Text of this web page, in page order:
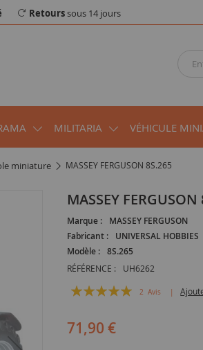
Retourssous 14 jours
MILITARIA VÉHICULE
miniature MASSEY FERGUSON 8S.265
MASSEY
Marque :
MASSEY FERGUSON
Fabricant :
UNIVERSAL HOBBIES
Modèle :
8S.265
RÉFÉRENCE : UH6262
Évaluation:
2 Avis
71,90 €